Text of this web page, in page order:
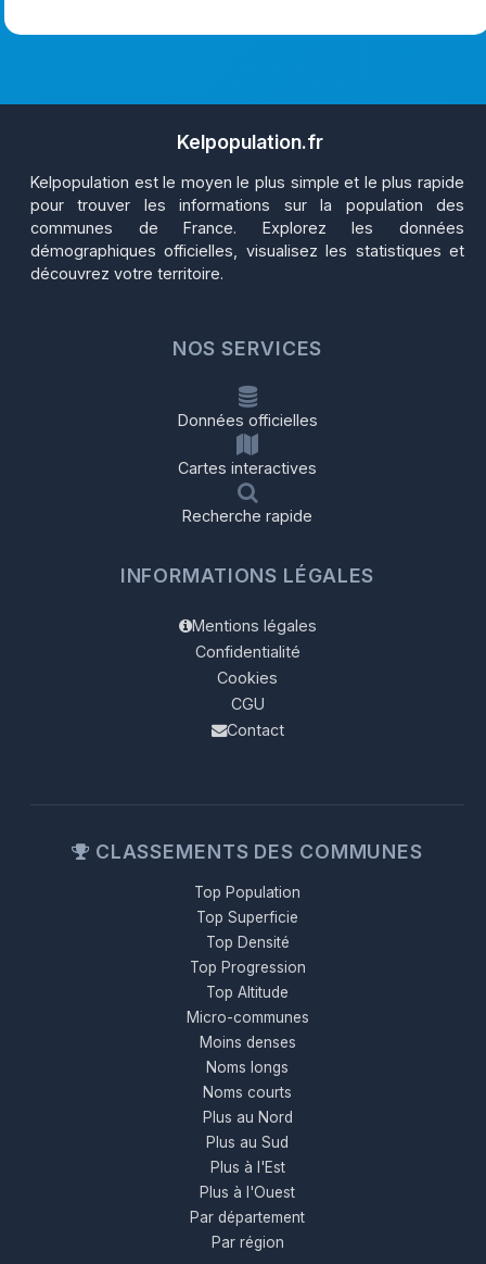
Kelpopulation.fr
Kelpopulation est le moyen le plus simple et le plus rapide
pour trouver les informations sur la population des
communes de France. Explorez les données
démographiques officielles, visualisez les statistiques et
découvrez votre territoire.
NOS SERVICES
Données officielles
Cartes interactives
Recherche rapide
INFORMATIONS LÉGALES
Mentions légales
Confidentialité
Cookies
CGU
Contact
CLASSEMENTS DES COMMUNES
Top Population
Top Superficie
Top Densité
Top Progression
Top Altitude
Micro-communes
Moins denses
Noms longs
Noms courts
Plus au Nord
Plus au Sud
Plus à l'Est
Plus à l'Ouest
Par département
Par région